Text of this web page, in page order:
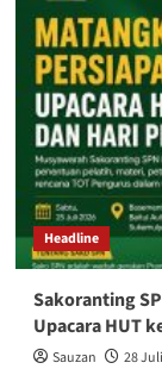
Tekankan
Ilmu
dan
Amal,
Coach
Jangan
Hanya
Tahu,
Tapi
Headline
Sakoranting
Upacara HUT
Sauzan
28